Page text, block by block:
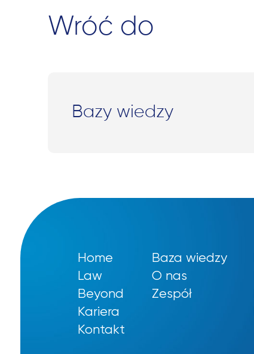
Wróć do
Bazy wiedzy
Home
Law
Beyond
Kariera
Kontakt
Baza wiedzy
O nas
Zespół